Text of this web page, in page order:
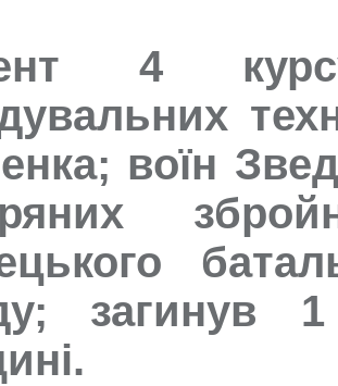
4
воїн
загинув